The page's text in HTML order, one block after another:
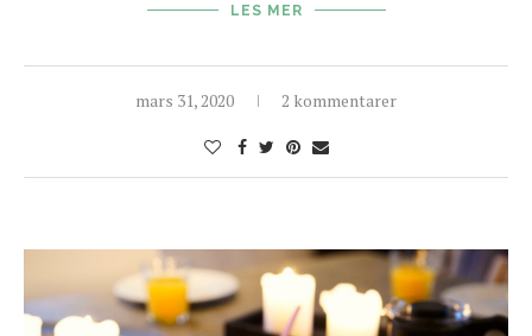
LES MER
mars 31, 2020 2 kommentarer